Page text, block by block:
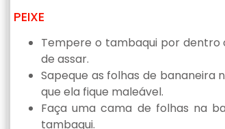
PEIXE
Tempere o tambaqui por dentro
de assar.
Sapeque as folhas de bananeira
que ela fique maleável.
Faça uma cama de folhas na
tambaqui.